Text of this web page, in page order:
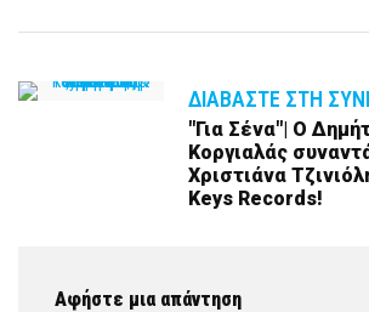
ΔΙΑΒΆΣΤΕ ΣΤΗ
"Για Σένα"| Ο
Κοργιαλάς
Χριστιάνα
Keys Records!
Αφήστε μια απάντηση